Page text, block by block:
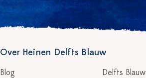
Over Heinen Delfts Blauw
Blog Delfts Blauw